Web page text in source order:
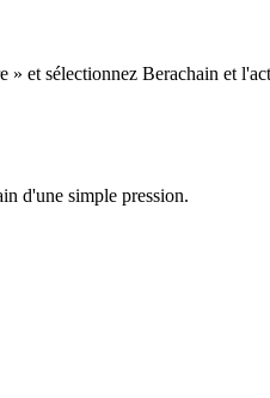
et sélectionnez Berachain et
d'une simple pression.